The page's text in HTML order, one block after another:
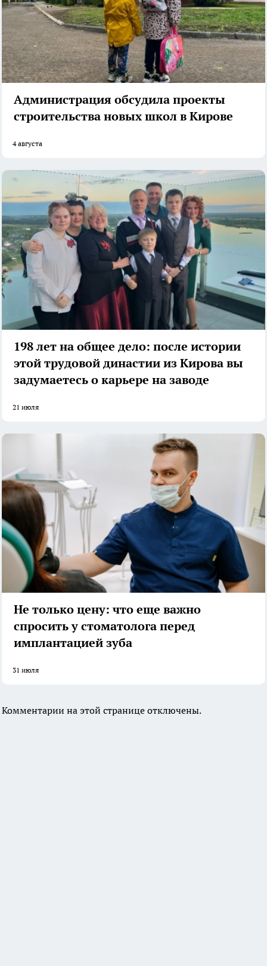
Администрация обсудила проекты
строительства новых школ в Кирове
4 августа
198 лет на общее дело: после истории
этой трудовой династии из Кирова вы
задумаетесь о карьере на заводе
21 июля
Не только цену: что еще важно
спросить у стоматолога перед
имплантацией зуба
31 июля
Комментарии на этой странице отключены.